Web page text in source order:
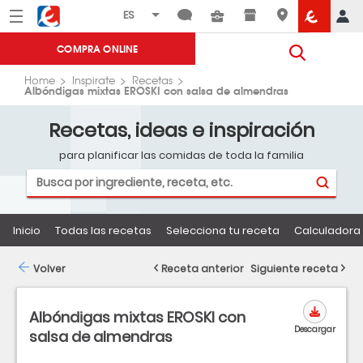
Menú Eroski
COMPRA ONLINE
Home Inspirate Recetas
Albóndigas mixtas EROSKI con salsa de almendras
Recetas, ideas e inspiración
para planificar las comidas de toda la familia
Inicio Todas las recetas Selecciona tu receta
Albóndigas mixtas EROSKI con
salsa de almendras
Descargar
Volver Receta anterior Siguiente receta